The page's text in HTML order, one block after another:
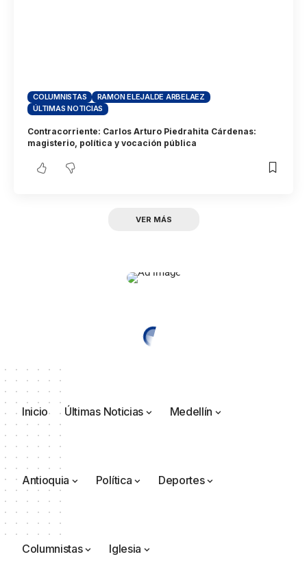
COLUMNISTAS
RAMON ELEJALDE ARBELAEZ
ÚLTIMAS NOTICIAS
Contracorriente: Carlos Arturo Piedrahita Cárdenas:
magisterio, política y vocación pública
VER MÁS
Inicio Últimas Noticias Medellín
Antioquia Política Deportes
Columnistas Iglesia